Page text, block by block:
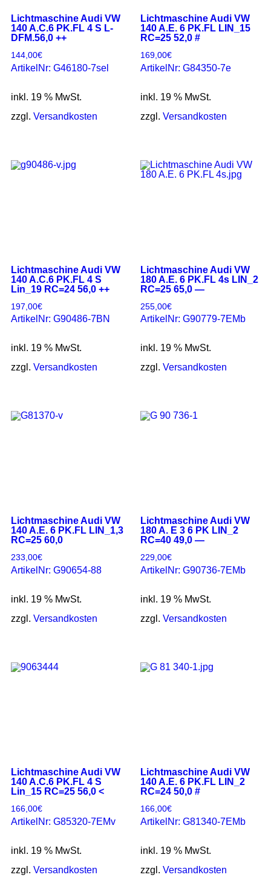
Lichtmaschine Audi VW
140 A.C.6 PK.FL 4 S L-
DFM.56,0 ++
144,00€
ArtikelNr: G46180-7sel
inkl. 19 % MwSt.
zzgl. Versandkosten
Lichtmaschine Audi VW
140 A.E. 6 PK.FL LIN_15
RC=25 52,0 #
169,00€
ArtikelNr: G84350-7e
inkl. 19 % MwSt.
zzgl.Versandkosten
Lichtmaschine Audi VW
140 A.C.6 PK.FL 4 S
Lin_19 RC=24 56,0 ++
197,00€
ArtikelNr: G90486-7BN
inkl. 19 % MwSt.
zzgl. Versandkosten
Lichtmaschine Audi VW
180 A.E. 6 PK.FL 4s LIN_2
RC=25 65,0 —
255,00€
ArtikelNr: G90779-7EMb
inkl. 19 % MwSt.
zzgl.Versandkosten
Lichtmaschine Audi VW
140 A.E. 6 PK.FL LIN_1,3
RC=25 60,0
233,00€
ArtikelNr: G90654-88
inkl. 19 % MwSt.
zzgl. Versandkosten
Lichtmaschine Audi VW
180 A. E 3 6 PK LIN_2
RC=40 49,0 —
229,00€
ArtikelNr: G90736-7EMb
inkl. 19 % MwSt.
zzgl.Versandkosten
Lichtmaschine Audi VW
140 A.C.6 PK.FL 4 S
Lin_15 RC=25 56,0 <
166,00€
ArtikelNr: G85320-7EMv
inkl. 19 % MwSt.
zzgl. Versandkosten
Lichtmaschine Audi VW
140 A.E. 6 PK.FL LIN_2
RC=24 50,0 #
166,00€
ArtikelNr: G81340-7EMb
inkl. 19 % MwSt.
zzgl.Versandkosten